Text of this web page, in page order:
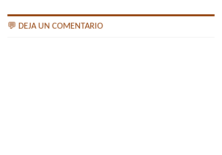
💬 DEJA UN COMENTARIO